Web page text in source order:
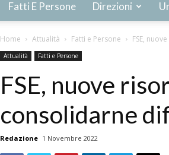
Fatti E Persone Direzioni
Home Attualità Fatti e Persone FSE,
Attualità Fatti e Persone
FSE, nuove
consolidarne
Redazione 1 Novembre 2022